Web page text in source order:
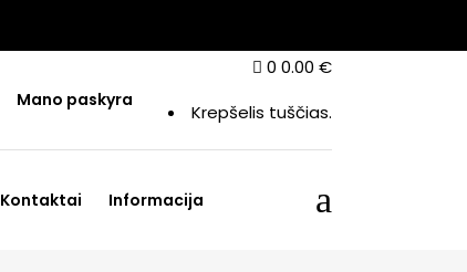
Mano paskyra
0 0.00 €
Krepšelis tuščias.
Kontaktai Informacija